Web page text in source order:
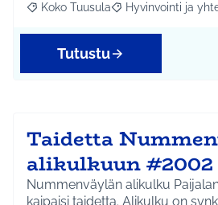
Rajaa tulokset aihepiirin mukaan:
Koko Tuusula Rajaa tulokset
Hyvinvointi ja
Tutustu
Taidetta
alikulkuun #2002
Nummenväylän alikulku
kaipaisi taidetta. Alikulku on